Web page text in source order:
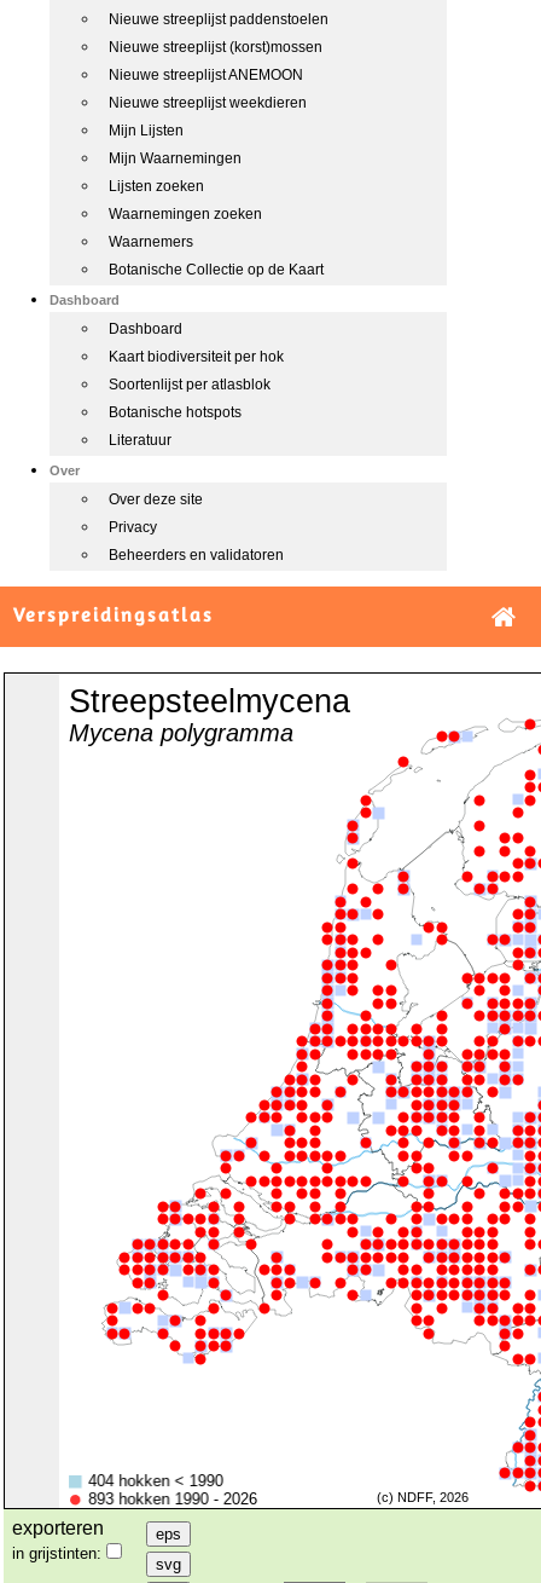
Nieuwe streeplijst paddenstoelen
Nieuwe streeplijst (korst)mossen
Nieuwe streeplijst ANEMOON
Nieuwe streeplijst weekdieren
Mijn Lijsten
Mijn Waarnemingen
Lijsten zoeken
Waarnemingen zoeken
Waarnemers
Botanische Collectie op de Kaart
Dashboard
Dashboard
Kaart biodiversiteit per hok
Soortenlijst per atlasblok
Botanische hotspots
Literatuur
Over
Over deze site
Privacy
Beheerders en validatoren
Verspreidingsatlas